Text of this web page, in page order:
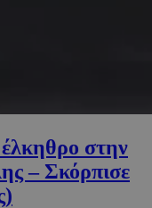
στην
– Σκόρπισε